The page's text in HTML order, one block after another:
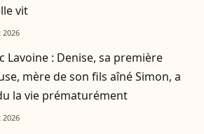
vit
2026
Lavoine : Denise, sa première
mère de son fils aîné Simon, a
la vie prématurément
2026